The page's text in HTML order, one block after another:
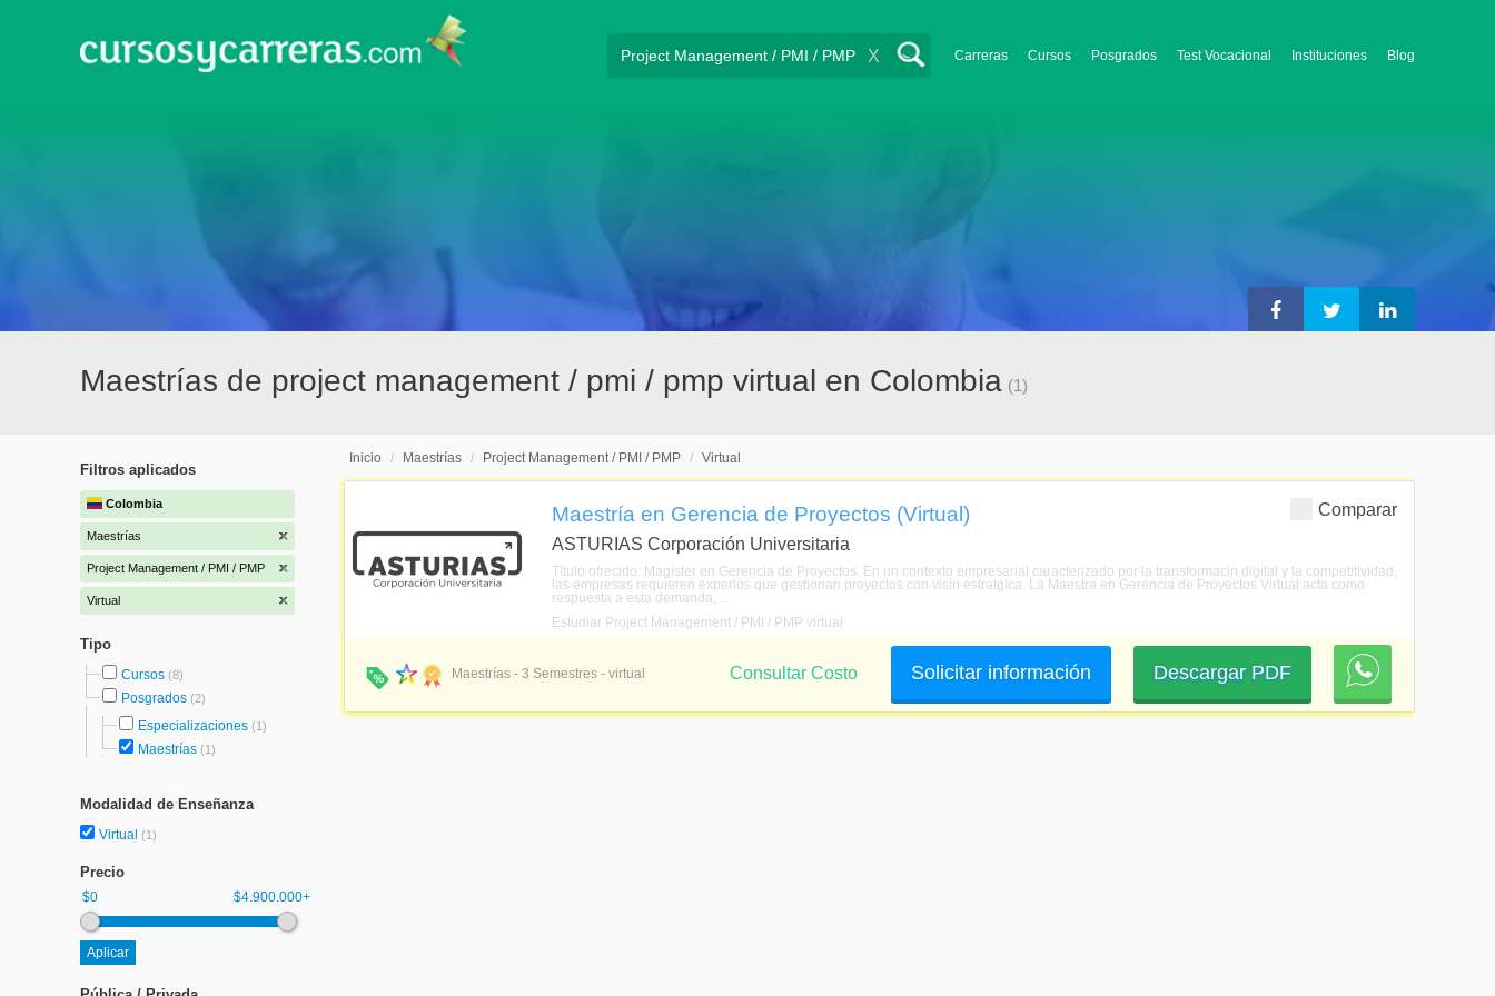
Carreras Cursos Posgrados Test Vocacional Instituciones Blog
X
Maestrías de project management / pmi / pmp virtual en Colombia (1)
Filtros aplicados
Colombia
Maestrías
Project Management / PMI / PMP
Virtual
Tipo
Cursos (8)
Posgrados (2)
Especializaciones (1)
Maestrías (1)
Modalidad de Enseñanza
Virtual (1)
Precio
$0 $4.900.000+
Inicio / Maestrías / Project Management / PMI / PMP / Virtual
Comparar
Maestría en Gerencia de Proyectos (Virtual)
ASTURIAS Corporación Universitaria
Título ofrecido: Magíster en Gerencia de Proyectos. En un contexto empresarial caracterizado por la transformacin digital y la competitividad,
las empresas requieren expertos que gestionan proyectos con visin estratgica. La Maestra en Gerencia de Proyectos Virtual acta como
respuesta a esta demanda, ...
Estudiar Project Management / PMI / PMP virtual
Maestrías - 3 Semestres - virtual Descargar PDF
Solicitar información
Consultar Costo